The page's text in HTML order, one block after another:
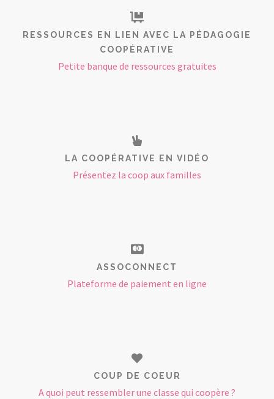
RESSOURCES EN LIEN AVEC LA PÉDAGOGIE
COOPÉRATIVE
Petite banque de ressources gratuites
LA COOPÉRATIVE EN VIDÉO
Présentez la coop aux familles
ASSOCONNECT
Plateforme de paiement en ligne
COUP DE COEUR
A quoi peut ressembler une classe qui coopère ?